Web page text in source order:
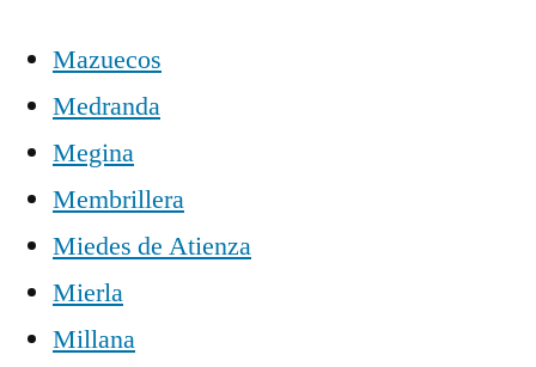
Mazuecos
Medranda
Megina
Membrillera
Miedes de Atienza
Mierla
Millana